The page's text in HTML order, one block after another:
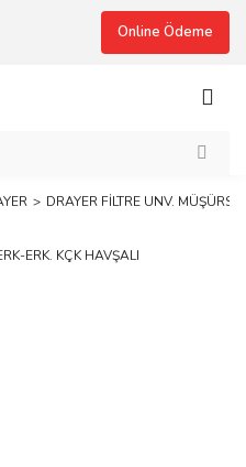
Online Ödeme
DRAYER FİLTRE UNV.